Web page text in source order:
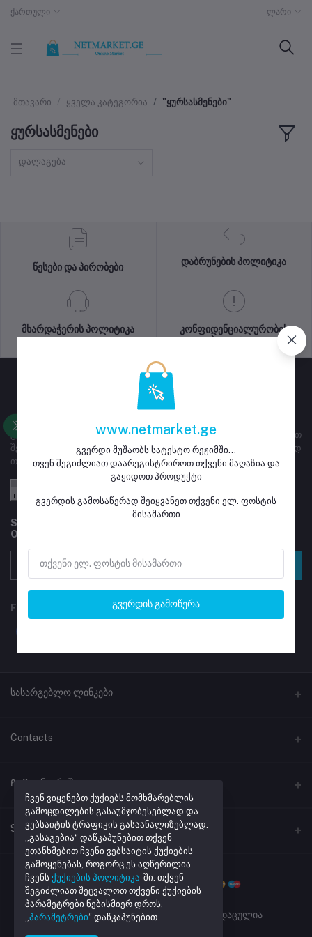
ქართული ლარი
მთავარი ყველა კატეგორია "ყურსასმენები"
ყურსასმენები
დალაგება
წესები და პირობები
დაბრუნების პოლიტიკა
მხარდაჭერის პოლიტიკა
კონფიდენციალურობის
პოლიტიკა
გვერდი ემსახურება ყიდვა გაყიდვას, მაღაზიებს ეძლევათ
შესაძლებლობა დარეგისტრირდნენ და განათავსონ გასაყიდად
თავიანთი პროდუქტი
Subscribe to our newsletter for regular updates about
Offers, Coupons & more
FOLLOW US
სასარგებლო ლინკები
პროგრამული უზრუნველყოფა
Contacts
მისამართი
ქუთაისი, ჭავჭავაძის #41
ტელეფონი
+995 32 205 43 40
ელ. ფოსტა
info@netmarket.ge
Ჩემი ანგარიში
შესვლა
შეკვეთების ისტორია
რჩეული პროდუქტების სია
აკონტროლეთ შეკვეთა
Seller Zone
Become A Seller მაღაზიის რეგისტრაცია
Login to Seller Panel
Powered ByDaxi.ge| ყველა უფლება დაცულია
ჩვენ ვიყენებთ ქუქიებს მომხმარებლის
გამოცდილების გასაუმჯობესებლად და
ვებსაიტის ტრაფიკის გასაანალიზებლად.
„გასაგებია“ დაწკაპუნებით თქვენ
ეთანხმებით ჩვენი ვებსაიტის ქუქიების
გამოყენებას, როგორც ეს აღწერილია
ჩვენს ქუქიების პოლიტიკა-ში. თქვენ
შეგიძლიათ შეცვალოთ თქვენი ქუქიების
პარამეტრები ნებისმიერ დროს,
პარამეტრები“ დაწკაპუნებით.
www.netmarket.ge
გვერდი მუშაობს სატესტო რეჟიმში...
თვენ შეგიძლიათ დაარეგისტრიროთ თქვენი მაღაზია და
გაყიდოთ პროდუქტი
გვერდის გამოსაწერად შეიყვანეთ თქვენი ელ. ფოსტის
მისამართი
გვერდის გამოწერა